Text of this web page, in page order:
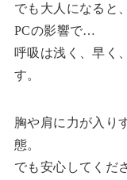
でも大人になると
PCの影響で…
呼吸は浅く、早く
す。
胸や肩に力が入り
態。
でも安心してくだ